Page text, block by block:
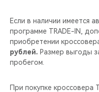
Если в наличии имеется
программе TRADE-IN,
приобретении
рублей. Размер выгоды
пробегом.
При покупке кроссовера